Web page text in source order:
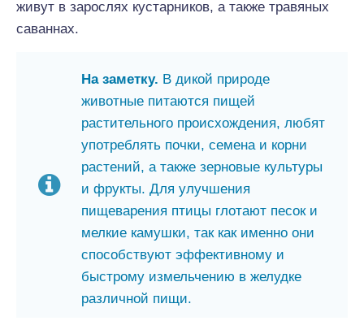
живут в зарослях кустарников, а также травяных
саваннах.
На заметку. В дикой природе
животные питаются пищей
растительного происхождения, любят
употреблять почки, семена и корни
растений, а также зерновые культуры
и фрукты. Для улучшения
пищеварения птицы глотают песок и
мелкие камушки, так как именно они
способствуют эффективному и
быстрому измельчению в желудке
различной пищи.